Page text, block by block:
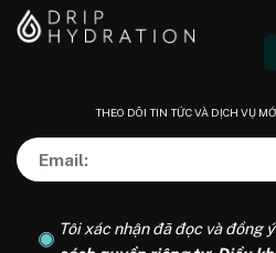
THEO DÕI TIN TỨC VÀ DỊCH VỤ
Tôi xác nhận đã đọc và đồng